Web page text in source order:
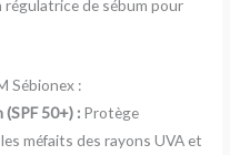
de sébum pour
Sébionex :
50+) : Protège
méfaits des rayons UVA et